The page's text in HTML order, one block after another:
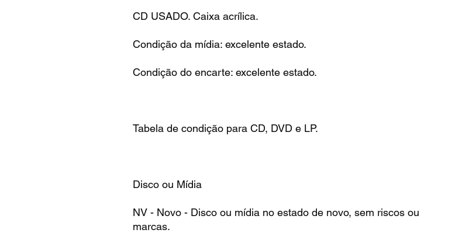
CD USADO. Caixa acrílica.
Condição da mídia: excelente estado.
Condição do encarte: excelente estado.
Tabela de condição para CD, DVD e LP.
Disco ou Mídia
NV - Novo - Disco ou mídia no estado de novo, sem riscos ou
marcas.